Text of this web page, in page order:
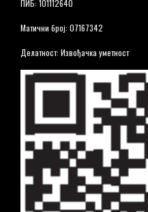
ПИБ: 101112640
Матични број: 07167342
Делатност: Извођачка уметност